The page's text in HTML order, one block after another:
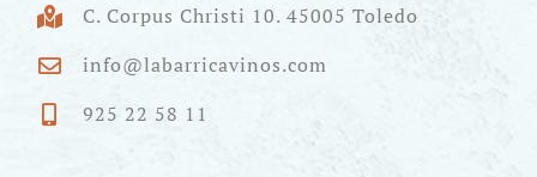
C. Corpus Christi 10. 45005 Toledo
info@labarricavinos.com
925 22 58 11